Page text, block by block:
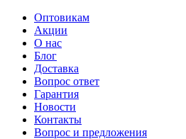
Оптовикам
Акции
О нас
Блог
Доставка
Вопрос ответ
Гарантия
Новости
Контакты
Вопрос и предложения